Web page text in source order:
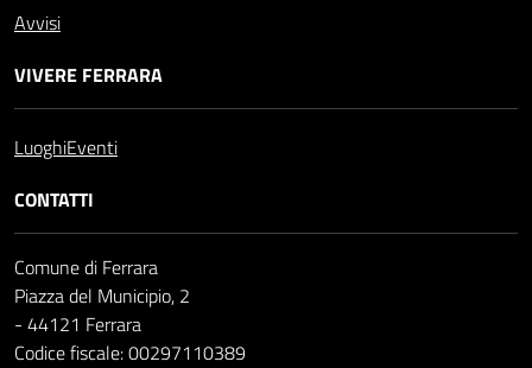
Avvisi
VIVERE FERRARA
LuoghiEventi
CONTATTI
Comune di Ferrara
Piazza del Municipio, 2
- 44121 Ferrara
Codice fiscale: 00297110389